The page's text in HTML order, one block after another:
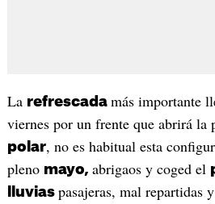
La refrescada más importante
viernes por un frente que abrirá la
polar, no es habitual esta
pleno mayo, abrigaos y coged el
lluvias pasajeras, mal repartidas